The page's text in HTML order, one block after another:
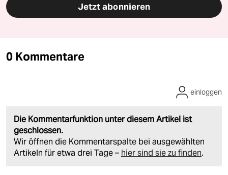
Jetzt abonnieren
0 Kommentare
Die Kommentarfunktion unter diesem Artikel ist
geschlossen.
Wir öffnen die Kommentarspalte bei ausgewählten
Artikeln für etwa drei Tage – hier sind sie zu finden.
einloggen